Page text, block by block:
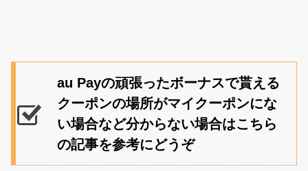
au Payの頑張ったボーナスで貰える
クーポンの場所がマイクーポンにな
い場合など分からない場合はこちら
の記事を参考にどうぞ